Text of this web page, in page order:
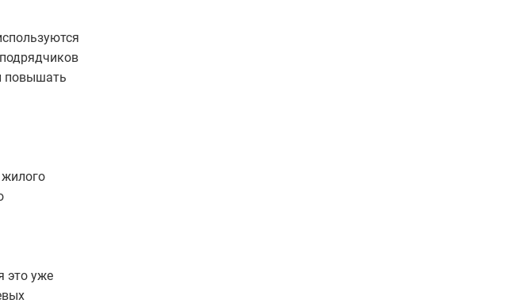
повышать
это уже